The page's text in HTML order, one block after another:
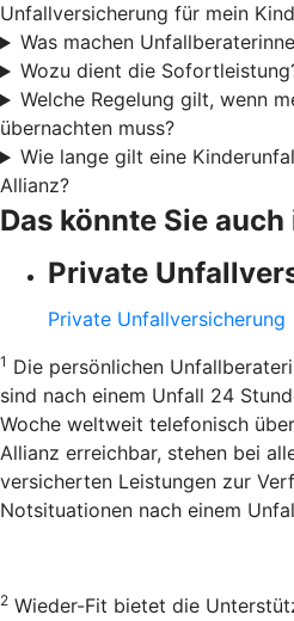
Unfallversicherung für mein
Was machen
Wozu dient die
Welche Regelung gilt, wenn
übernachten muss?
Wie lange gilt eine
Allianz?
Das könnte Sie
Private
Private Unfallversicherung
1 Die persönlichen
sind nach einem Unfall 24
Woche weltweit telefonisch
Allianz erreichbar, stehen bei
versicherten Leistungen zur
Notsituationen nach einem
2 Wieder-Fit bietet die